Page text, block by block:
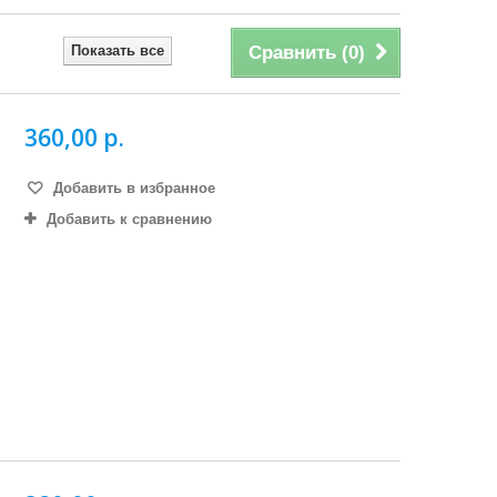
Сравнить (0)
Показать все
360,00 р.
Добавить в избранное
Добавить к сравнению